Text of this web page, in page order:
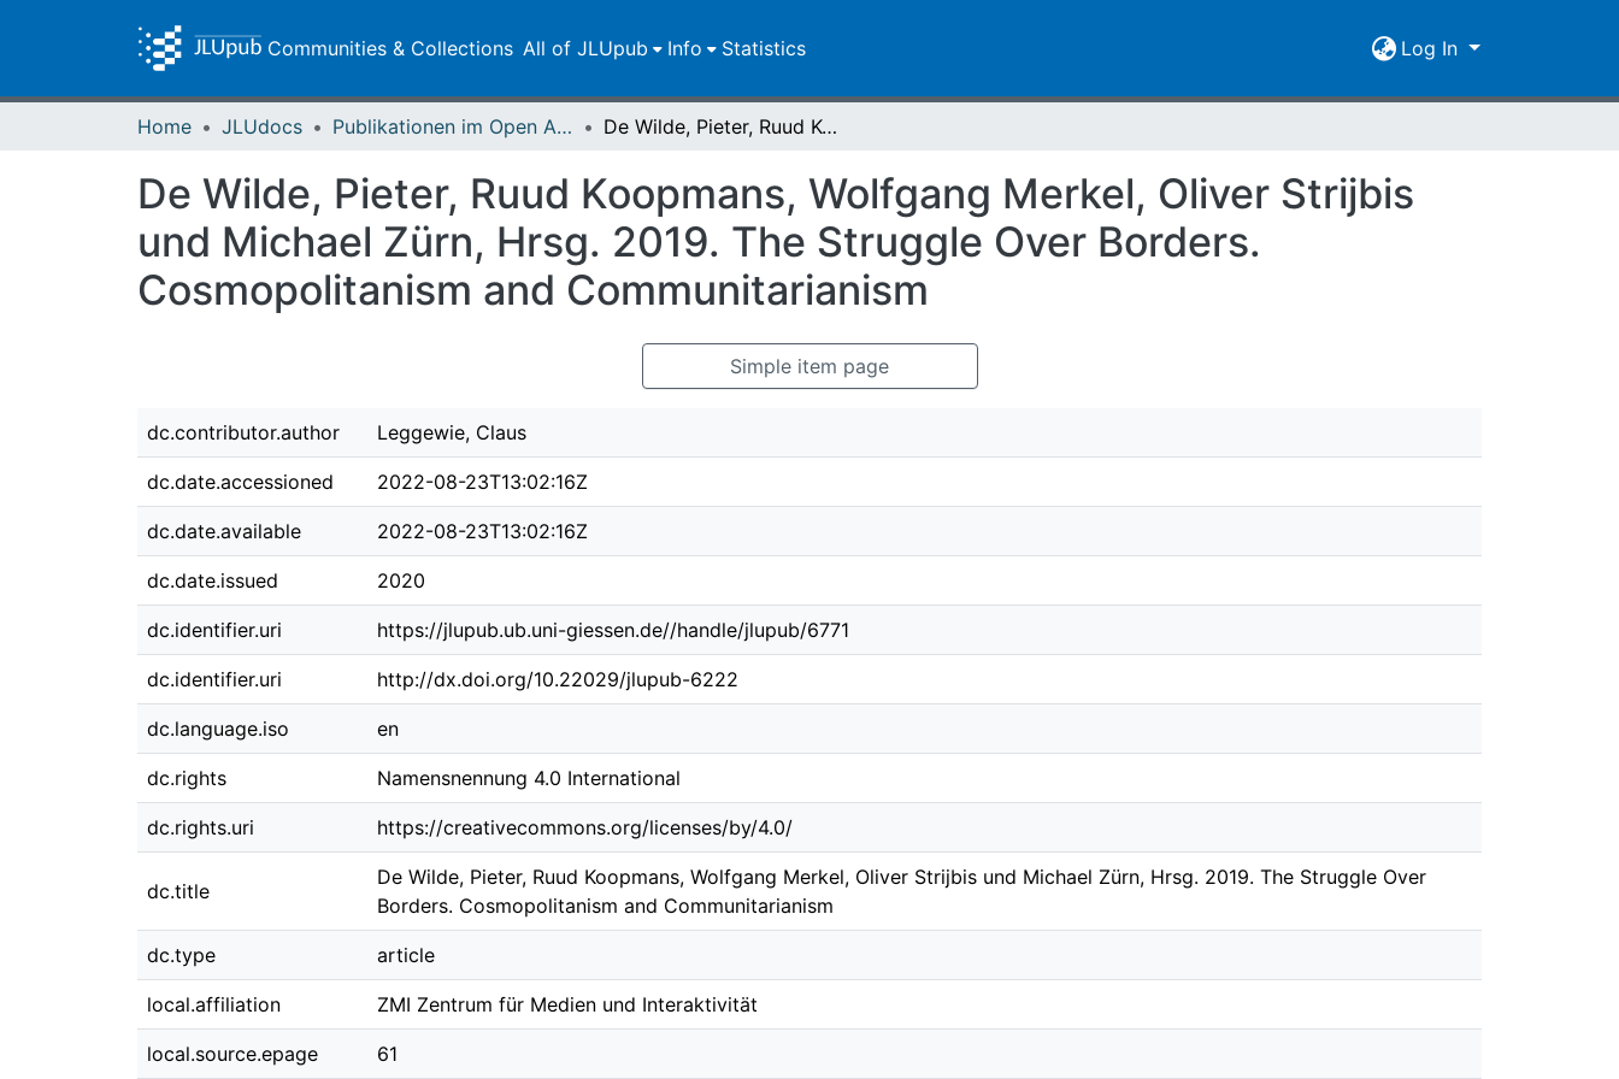
Communities & Collections All of JLUpub Info Statistics Log In
Home JLUdocs Publikationen im Open Access gefördert durch die UB De Wilde, Pieter, Ruud Koopmans, Wolfgang Merkel, Oliver Strijbis und Michael Zürn, Hrsg. 2019. The Struggle Over Borders. Cosmopolitanism and Communitarianism
De Wilde, Pieter, Ruud Koopmans, Wolfgang Merkel, Oliver Strijbis
und Michael Zürn, Hrsg. 2019. The Struggle Over Borders.
Cosmopolitanism and Communitarianism
Simple item page
dc.contributor.author Leggewie, Claus
dc.date.accessioned 2022-08-23T13:02:16Z
dc.date.available 2022-08-23T13:02:16Z
dc.date.issued 2020
dc.identifier.uri https://jlupub.ub.uni-giessen.de//handle/jlupub/6771
dc.identifier.uri http://dx.doi.org/10.22029/jlupub-6222
dc.language.iso en
dc.rights Namensnennung 4.0 International
dc.rights.uri https://creativecommons.org/licenses/by/4.0/
dc.title
De Wilde, Pieter, Ruud Koopmans, Wolfgang Merkel, Oliver Strijbis und Michael Zürn, Hrsg. 2019. The Struggle Over
Borders. Cosmopolitanism and Communitarianism
dc.type article
local.affiliation ZMI Zentrum für Medien und Interaktivität
local.source.epage 61